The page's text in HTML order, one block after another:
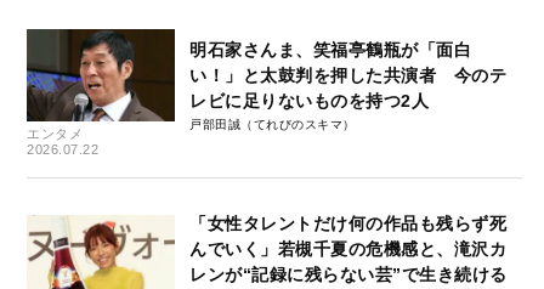
エンタメ
2026.07.22
明石家さんま、笑福亭鶴瓶が「面白
い！」と太鼓判を押した共演者 今のテ
レビに足りないものを持つ2人
戸部田誠（てれびのスキマ）
「女性タレントだけ何の作品も残らず死
んでいく」若槻千夏の危機感と、滝沢カ
レンが“記録に残らない芸”で生き続ける